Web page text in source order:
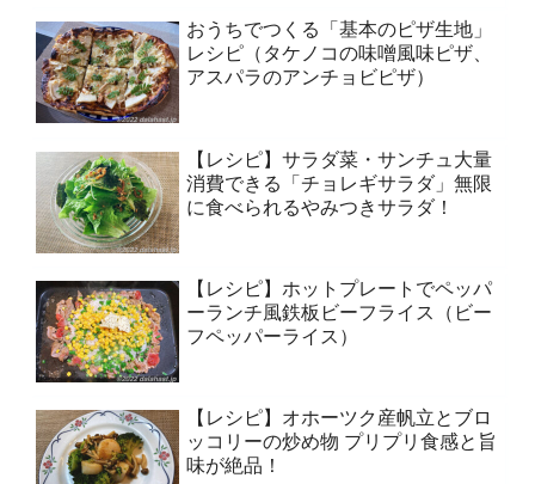
おうちでつくる「基本のピザ生地」
レシピ（タケノコの味噌風味ピザ、
アスパラのアンチョビピザ）
【レシピ】サラダ菜・サンチュ大量
消費できる「チョレギサラダ」無限
に食べられるやみつきサラダ！
【レシピ】ホットプレートでペッパ
ーランチ風鉄板ビーフライス（ビー
フペッパーライス）
【レシピ】オホーツク産帆立とブロ
ッコリーの炒め物 プリプリ食感と旨
味が絶品！